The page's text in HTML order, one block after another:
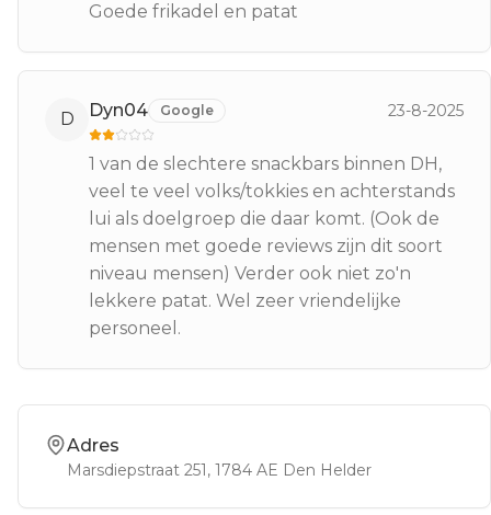
Goede frikadel en patat
D Dyn04 Google 23-8-2025
1 van de slechtere snackbars binnen DH,
veel te veel volks/tokkies en achterstands
lui als doelgroep die daar komt. (Ook de
mensen met goede reviews zijn dit soort
niveau mensen) Verder ook niet zo'n
lekkere patat. Wel zeer vriendelijke
personeel.
Adres
Marsdiepstraat 251 , 1784 AE Den Helder